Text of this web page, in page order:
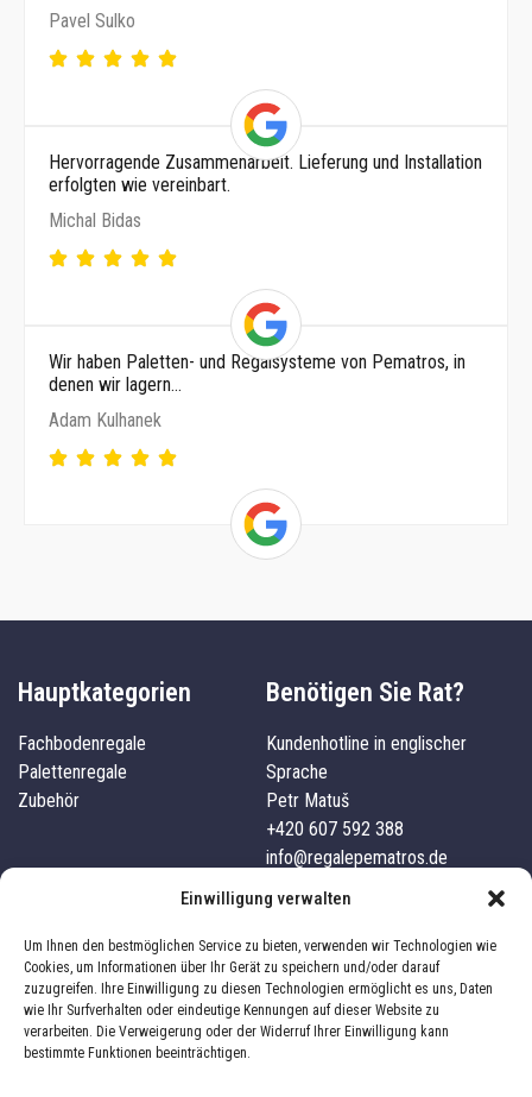
Einwilligung verwalten
Um Ihnen den bestmöglichen Service zu bieten, verwenden wir Technologien wie
Cookies, um Informationen über Ihr Gerät zu speichern und/oder darauf
zuzugreifen. Ihre Einwilligung zu diesen Technologien ermöglicht es uns, Daten
wie Ihr Surfverhalten oder eindeutige Kennungen auf dieser Website zu
verarbeiten. Die Verweigerung oder der Widerruf Ihrer Einwilligung kann
bestimmte Funktionen beeinträchtigen.
Pavel Sulko
Hervorragende Zusammenarbeit. Lieferung und Installation
erfolgten wie vereinbart.
Michal Bidas
Wir haben Paletten- und Regalsysteme von Pematros, in
denen wir lagern…
Adam Kulhanek
Hauptkategorien
Fachbodenregale
Palettenregale
Zubehör
Benötigen Sie Rat?
Kundenhotline in englischer
Sprache
Petr Matuš
+420 607 592 388
info@regalepematros.de
Unternehmensdetails
Pematros s.r.o.
IČO: 03827101
332 04, Nezvěstice, 241
Impressum
Kundenservice
Kontakte
Versand und Zahlung
Über uns
Geschäftsbedingungen